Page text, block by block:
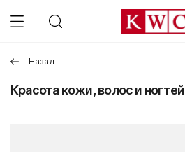
Назад
Красота кожи, волос и ногтей